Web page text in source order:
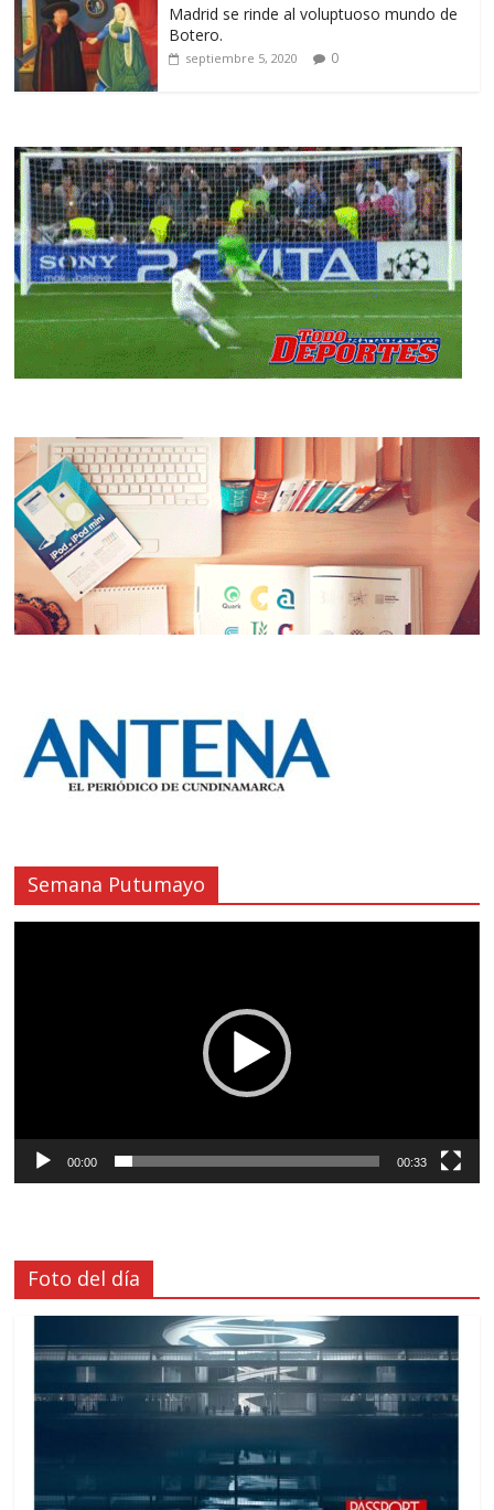
Madrid se rinde al voluptuoso mundo de
Botero.
septiembre 5, 2020 0
Semana Putumayo
00:00 00:33
Foto del día